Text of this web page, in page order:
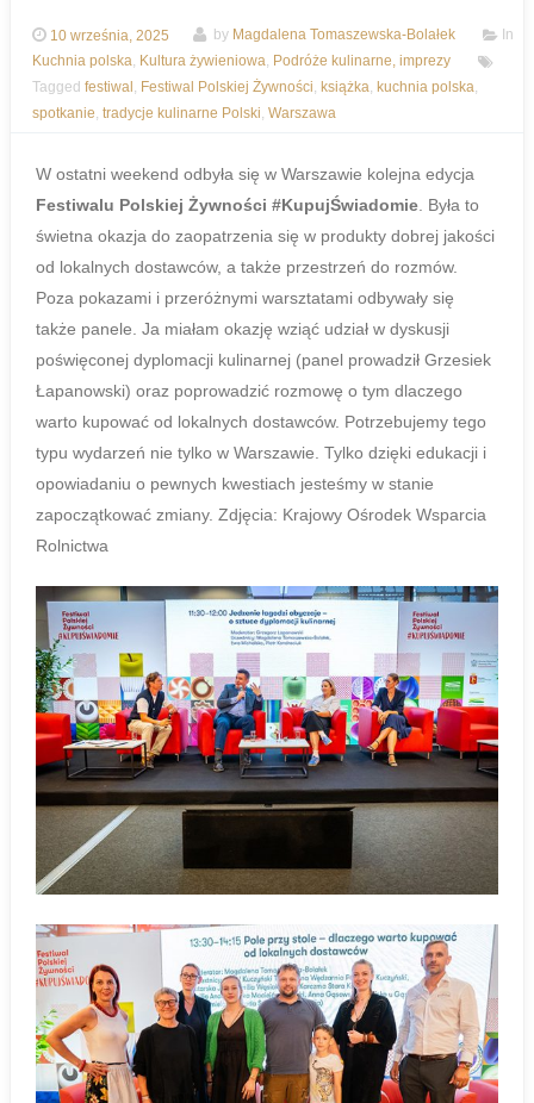
10 września, 2025 by Magdalena Tomaszewska-Bolałek
In
Kuchnia polska, Kultura żywieniowa, Podróże kulinarne, imprezy
Tagged festiwal , Festiwal Polskiej Żywności, książka, kuchnia polska,
spotkanie, tradycje kulinarne Polski, Warszawa
W ostatni weekend odbyła się w Warszawie kolejna edycja
Festiwalu Polskiej Żywności #KupujŚwiadomie. Była to
świetna okazja do zaopatrzenia się w produkty dobrej jakości
od lokalnych dostawców, a także przestrzeń do rozmów.
Poza pokazami i przeróżnymi warsztatami odbywały się
także panele. Ja miałam okazję wziąć udział w dyskusji
poświęconej dyplomacji kulinarnej (panel prowadził Grzesiek
Łapanowski) oraz poprowadzić rozmowę o tym dlaczego
warto kupować od lokalnych dostawców. Potrzebujemy tego
typu wydarzeń nie tylko w Warszawie. Tylko dzięki edukacji i
opowiadaniu o pewnych kwestiach jesteśmy w stanie
zapoczątkować zmiany. Zdjęcia: Krajowy Ośrodek Wsparcia
Rolnictwa